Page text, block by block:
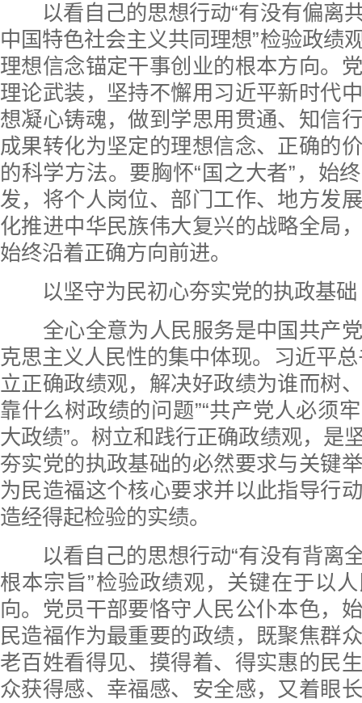
以看自己的思想行动“有没有偏离
中国特色社会主义共同理想”检验政绩
理想信念锚定干事创业的根本方向。
理论武装，坚持不懈用习近平新时代
想凝心铸魂，做到学思用贯通、知信
成果转化为坚定的理想信念、正确的
的科学方法。要胸怀“国之大者”，始
发，将个人岗位、部门工作、地方发
化推进中华民族伟大复兴的战略全局
始终沿着正确方向前进。
以坚守为民初心夯实党的执政基础
全心全意为人民服务是中国共产党
克思主义人民性的集中体现。习近平
立正确政绩观，解决好政绩为谁而树
靠什么树政绩的问题”“共产党人必须
大政绩”。树立和践行正确政绩观，是
夯实党的执政基础的必然要求与关键
为民造福这个核心要求并以此指导行
造经得起检验的实绩。
以看自己的思想行动“有没有背离
根本宗旨”检验政绩观，关键在于以
向。党员干部要恪守人民公仆本色，
民造福作为最重要的政绩，既聚焦群
老百姓看得见、摸得着、得实惠的民
众获得感、幸福感、安全感，又着眼